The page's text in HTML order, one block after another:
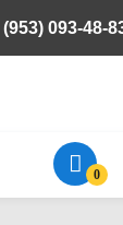
(953) 093-48-
0